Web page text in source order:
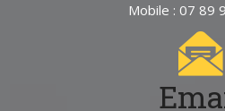
Mobile : 07 89